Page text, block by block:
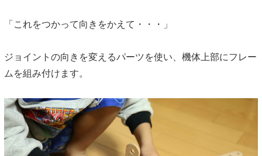
「これをつかって向きをかえて・・・」
ジョイントの向きを変えるパーツを使い、機体上部にフレー
ムを組み付けます。